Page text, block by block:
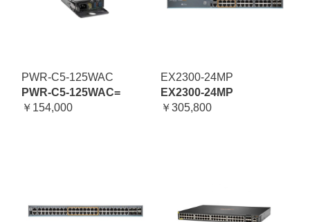
PWR-C5-125WAC
PWR-C5-125WAC=
￥154,000
EX2300-24MP
EX2300-24MP
￥305,800